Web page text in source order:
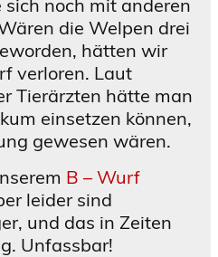
noch mit anderen
die Welpen drei
hätten wir
verloren. Laut
Tierärzten hätte man
einsetzen können,
gewesen wären.
B – Wurf
leider sind
und das in Zeiten
Unfassbar!